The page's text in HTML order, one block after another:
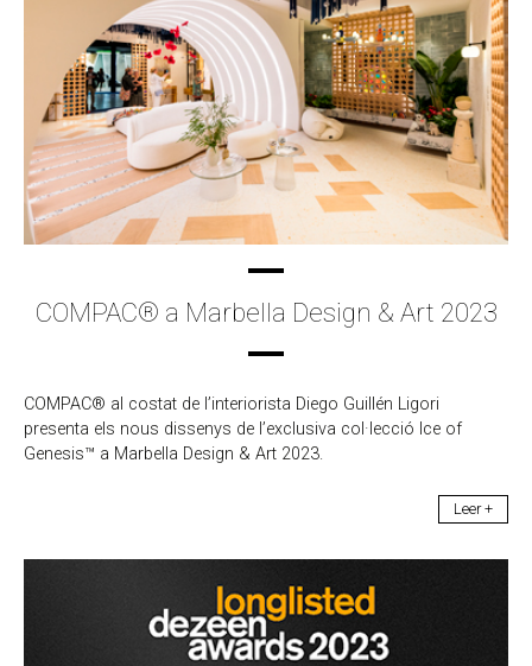
COMPAC® a Marbella Design & Art 2023
COMPAC® al costat de l’interiorista Diego Guillén Ligori
presenta els nous dissenys de l’exclusiva col·lecció Ice of
Genesis™ a Marbella Design & Art 2023.
Leer +